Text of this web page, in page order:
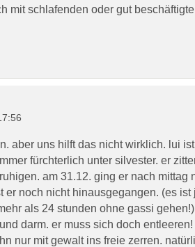
mit schlafenden oder gut
aber uns hilft das nicht wirklich. lui
fürchterlich unter silvester. er
am 31.12. ging er nach mittag
er noch nicht hinausgegangen. (es ist
als 24 stunden ohne gassi
darm. er muss sich doch
nur mit gewalt ins freie zerren.